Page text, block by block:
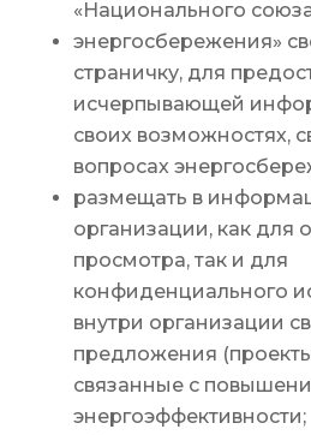
«Национального
энергосбережения»
страничку, для
исчерпывающей
своих возможностях,
вопросах
размещать в
организации, как для
просмотра, так и для
конфиденциального
внутри организации
предложения
связанные с
энергоэффективности;